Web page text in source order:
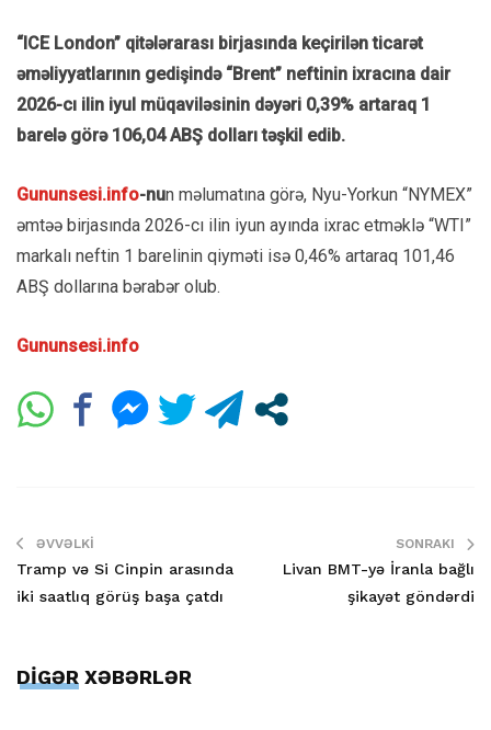
“ICE London” qitələrarası birjasında keçirilən ticarət
əməliyyatlarının gedişində “Brent” neftinin ixracına dair
2026-cı ilin iyul müqaviləsinin dəyəri 0,39% artaraq 1
barelə görə 106,04 ABŞ dolları təşkil edib.
Gununsesi.info-nun məlumatına görə, Nyu-Yorkun “NYMEX”
əmtəə birjasında 2026-cı ilin iyun ayında ixrac etməklə “WTI”
markalı neftin 1 barelinin qiyməti isə 0,46% artaraq 101,46
ABŞ dollarına bərabər olub.
Gununsesi.info
ƏVVƏLKI
Tramp və Si Cinpin arasında
iki saatlıq görüş başa çatdı
SONRAKI
Livan BMT-yə İranla bağlı
şikayət göndərdi
DİGƏR XƏBƏRLƏR